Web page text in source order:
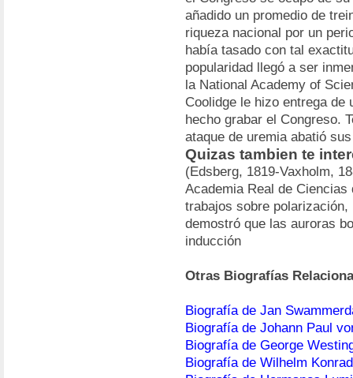
añadido un promedio de
riqueza nacional por un
había tasado con tal
popularidad llegó a ser
la National Academy of
Coolidge le hizo entrega de
hecho grabar el Congreso.
ataque de uremia abatió
Quizas tambien te
(Edsberg, 1819-Vaxholm,
Academia Real de
trabajos sobre
demostró que las auroras
inducción
Otras Biografías
Biografía de Jan
Biografía de Johann Paul
Biografía de George
Biografía de Wilhelm